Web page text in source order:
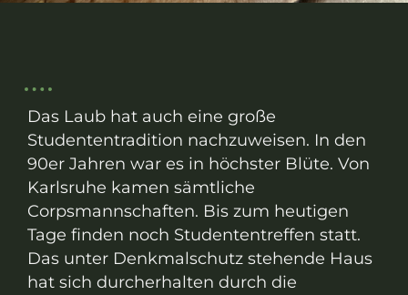
Das Laub hat auch eine große
Studententradition nachzuweisen. In den
90er Jahren war es in höchster Blüte. Von
Karlsruhe kamen sämtliche
Corpsmannschaften. Bis zum heutigen
Tage finden noch Studententreffen statt.
Das unter Denkmalschutz stehende Haus
hat sich durcherhalten durch die